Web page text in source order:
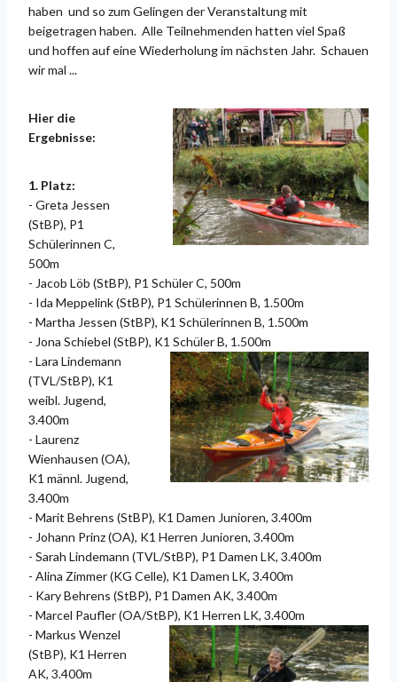
haben und so zum Gelingen der Veranstaltung mit
beigetragen haben. Alle Teilnehmenden hatten viel Spaß
und hoffen auf eine Wiederholung im nächsten Jahr. Schauen
wir mal ...
Hier die
Ergebnisse:
1. Platz:
- Greta Jessen
(StBP), P1
Schülerinnen C,
500m
- Jacob Löb (StBP), P1 Schüler C, 500m
- Ida Meppelink (StBP), P1 Schülerinnen B, 1.500m
- Martha Jessen (StBP), K1 Schülerinnen B, 1.500m
- Jona Schiebel (StBP), K1 Schüler B, 1.500m
- Lara Lindemann
(TVL/StBP), K1
weibl. Jugend,
3.400m
- Laurenz
Wienhausen (OA),
K1 männl. Jugend,
3.400m
- Marit Behrens (StBP), K1 Damen Junioren, 3.400m
- Johann Prinz (OA), K1 Herren Junioren, 3.400m
- Sarah Lindemann (TVL/StBP), P1 Damen LK, 3.400m
- Alina Zimmer (KG Celle), K1 Damen LK, 3.400m
- Kary Behrens (StBP), P1 Damen AK, 3.400m
- Marcel Paufler (OA/StBP), K1 Herren LK, 3.400m
- Markus Wenzel
(StBP), K1 Herren
AK, 3.400m